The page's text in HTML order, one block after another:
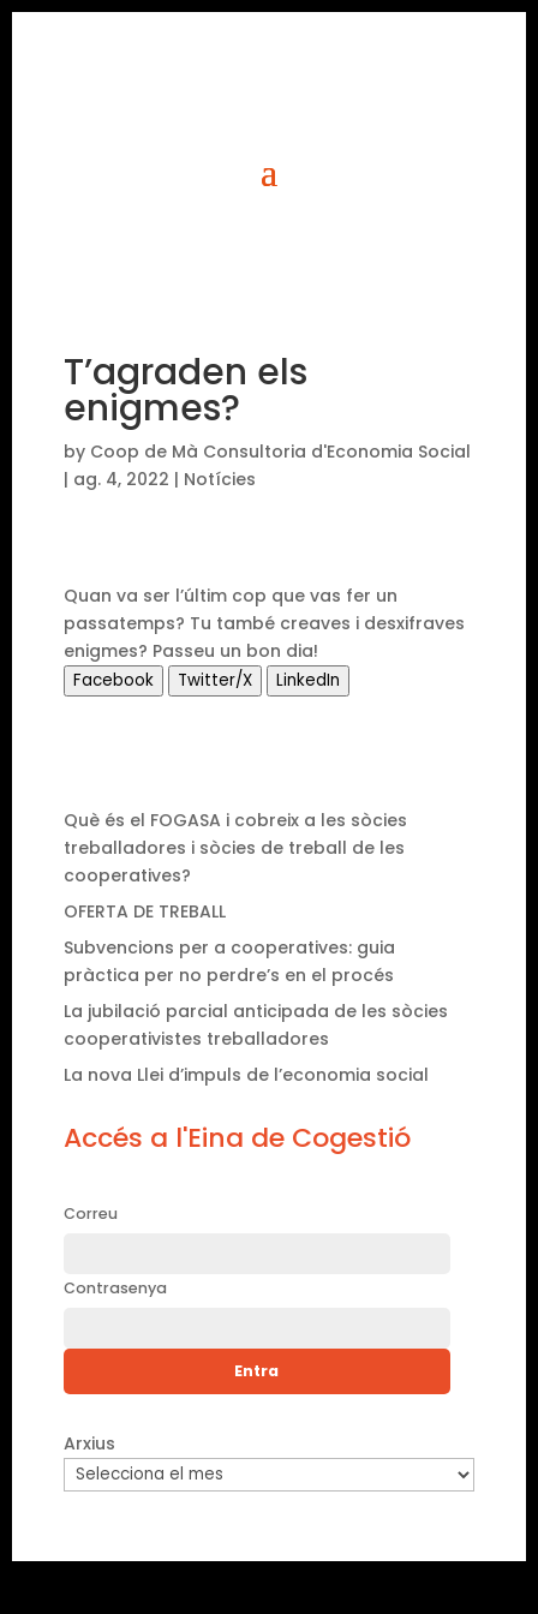
T’agraden els
enigmes?
by Coop de Mà Consultoria d'Economia Social
| ag. 4, 2022 | Notícies
Quan va ser l’últim cop que vas fer un
passatemps? Tu també creaves i desxifraves
enigmes? Passeu un bon dia!
Facebook Twitter/X LinkedIn
Què és el FOGASA i cobreix a les sòcies
treballadores i sòcies de treball de les
cooperatives?
OFERTA DE TREBALL
Subvencions per a cooperatives: guia
pràctica per no perdre’s en el procés
La jubilació parcial anticipada de les sòcies
cooperativistes treballadores
La nova Llei d’impuls de l’economia social
Accés a l'Eina de Cogestió
Correu
Contrasenya
Arxius